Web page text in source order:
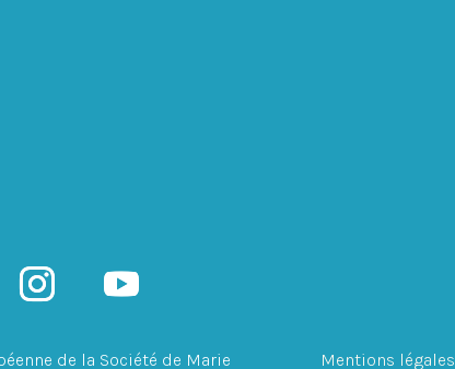
de la Société de Marie Mentions légales